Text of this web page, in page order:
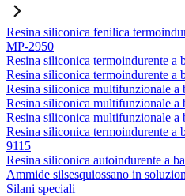
Resina siliconica fenilica
MP-2950
Resina siliconica termoindurente a
Resina siliconica termoindurente a
Resina siliconica multifunzionale a
Resina siliconica multifunzionale a
Resina siliconica multifunzionale a
Resina siliconica termoindurente a
9115
Resina siliconica autoindurente a
Ammide silsesquiossano in
Silani speciali